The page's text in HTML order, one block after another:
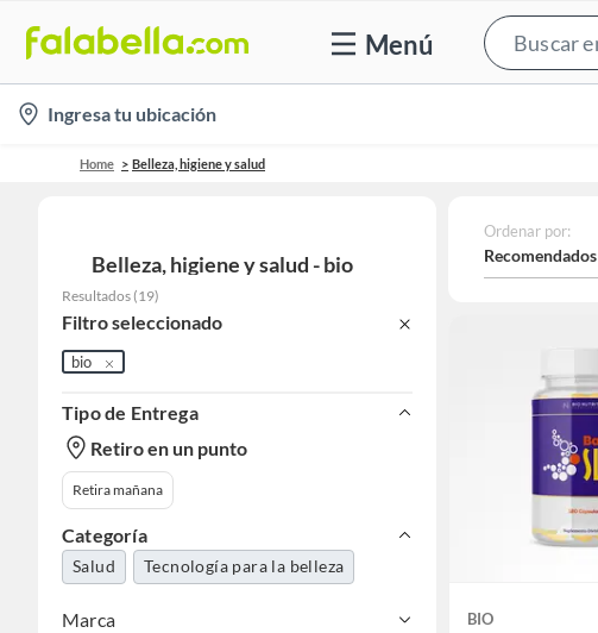
Menú
location-
icon
Ingresa tu ubicación
Home Belleza, higiene y salud
Belleza, higiene y salud - bio
Resultados (19)
Filtro seleccionado
bio
Tipo de Entrega
Retiro en un punto
Retira mañana
Categoría
Salud Tecnología para la belleza
Marca
Ordenar por:
Recomendados
BIO